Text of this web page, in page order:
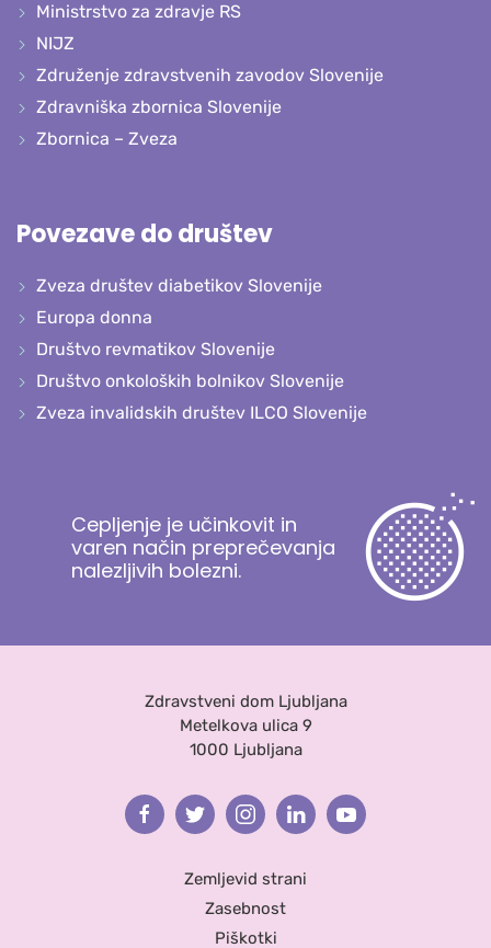
Ministrstvo za zdravje RS
NIJZ
Združenje zdravstvenih zavodov Slovenije
Zdravniška zbornica Slovenije
Zbornica – Zveza
Povezave do društev
Zveza društev diabetikov Slovenije
Europa donna
Društvo revmatikov Slovenije
Društvo onkoloških bolnikov Slovenije
Zveza invalidskih društev ILCO Slovenije
Cepljenje je učinkovit in
varen način preprečevanja
nalezljivih bolezni.
Zdravstveni dom Ljubljana
Metelkova ulica 9
1000 Ljubljana
FacebookTwitterInstagramLinkedinYoutube
Zemljevid strani
Zasebnost
Piškotki